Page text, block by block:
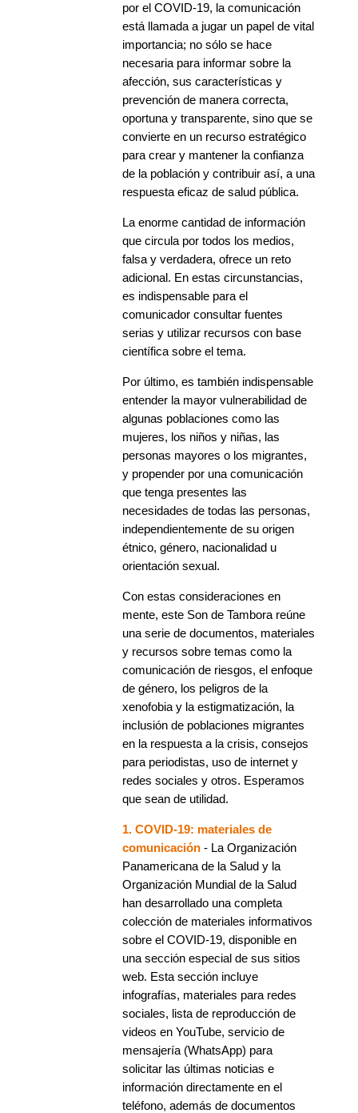
por el COVID-19, la comunicación
está llamada a jugar un papel de vital
importancia; no sólo se hace
necesaria para informar sobre la
afección, sus características y
prevención de manera correcta,
oportuna y transparente, sino que se
convierte en un recurso estratégico
para crear y mantener la confianza
de la población y contribuir así, a una
respuesta eficaz de salud pública.
La enorme cantidad de información
que circula por todos los medios,
falsa y verdadera, ofrece un reto
adicional. En estas circunstancias,
es indispensable para el
comunicador consultar fuentes
serias y utilizar recursos con base
científica sobre el tema.
Por último, es también indispensable
entender la mayor vulnerabilidad de
algunas poblaciones como las
mujeres, los niños y niñas, las
personas mayores o los migrantes,
y propender por una comunicación
que tenga presentes las
necesidades de todas las personas,
independientemente de su origen
étnico, género, nacionalidad u
orientación sexual.
Con estas consideraciones en
mente, este Son de Tambora reúne
una serie de documentos, materiales
y recursos sobre temas como la
comunicación de riesgos, el enfoque
de género, los peligros de la
xenofobia y la estigmatización, la
inclusión de poblaciones migrantes
en la respuesta a la crisis, consejos
para periodistas, uso de internet y
redes sociales y otros. Esperamos
que sean de utilidad.
1. COVID-19: materiales de
comunicación - La Organización
Panamericana de la Salud y la
Organización Mundial de la Salud
han desarrollado una completa
colección de materiales informativos
sobre el COVID-19, disponible en
una sección especial de sus sitios
web. Esta sección incluye
infografías, materiales para redes
sociales, lista de reproducción de
videos en YouTube, servicio de
mensajería (WhatsApp) para
solicitar las últimas noticias e
información directamente en el
teléfono, además de documentos